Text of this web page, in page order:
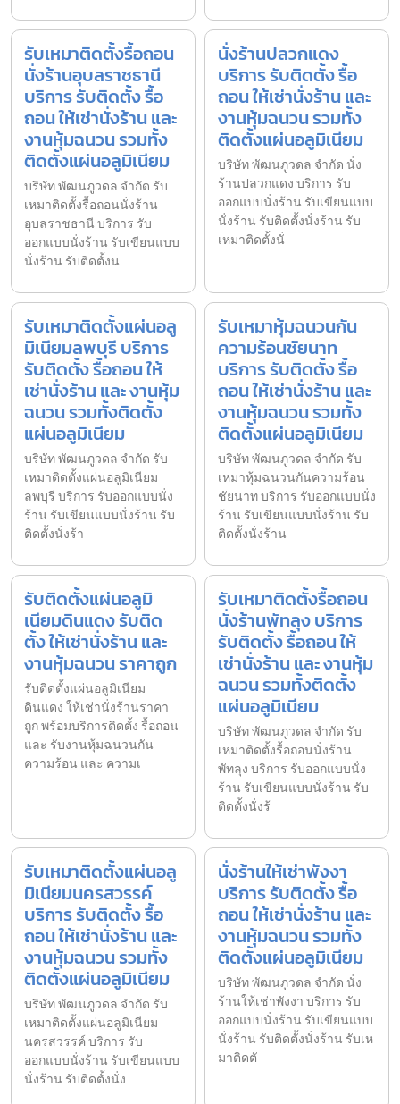
รับเหมาติดตั้งรื้อถอน
นั่งร้านอุบลราชธานี
บริการ รับติดตั้ง รื้อ
ถอน ให้เช่านั่งร้าน และ
งานหุ้มฉนวน รวมทั้ง
ติดตั้งแผ่นอลูมิเนียม
บริษัท พัฒนภูวดล จำกัด รับ
เหมาติดตั้งรื้อถอนนั่งร้าน
อุบลราชธานี บริการ รับ
ออกแบบนั่งร้าน รับเขียนแบบ
นั่งร้าน รับติดตั้งน
นั่งร้านปลวกแดง
บริการ รับติดตั้ง รื้อ
ถอน ให้เช่านั่งร้าน และ
งานหุ้มฉนวน รวมทั้ง
ติดตั้งแผ่นอลูมิเนียม
บริษัท พัฒนภูวดล จำกัด นั่ง
ร้านปลวกแดง บริการ รับ
ออกแบบนั่งร้าน รับเขียนแบบ
นั่งร้าน รับติดตั้งนั่งร้าน รับ
เหมาติดตั้งนั่
รับเหมาติดตั้งแผ่นอลู
มิเนียมลพบุรี บริการ
รับติดตั้ง รื้อถอน ให้
เช่านั่งร้าน และ งานหุ้ม
ฉนวน รวมทั้งติดตั้ง
แผ่นอลูมิเนียม
บริษัท พัฒนภูวดล จำกัด รับ
เหมาติดตั้งแผ่นอลูมิเนียม
ลพบุรี บริการ รับออกแบบนั่ง
ร้าน รับเขียนแบบนั่งร้าน รับ
ติดตั้งนั่งร้า
รับเหมาหุ้มฉนวนกัน
ความร้อนชัยนาท
บริการ รับติดตั้ง รื้อ
ถอน ให้เช่านั่งร้าน และ
งานหุ้มฉนวน รวมทั้ง
ติดตั้งแผ่นอลูมิเนียม
บริษัท พัฒนภูวดล จำกัด รับ
เหมาหุ้มฉนวนกันความร้อน
ชัยนาท บริการ รับออกแบบนั่ง
ร้าน รับเขียนแบบนั่งร้าน รับ
ติดตั้งนั่งร้าน
รับติดตั้งแผ่นอลูมิ
เนียมดินแดง รับติด
ตั้ง ให้เช่านั่งร้าน และ
งานหุ้มฉนวน ราคาถูก
รับติดตั้งแผ่นอลูมิเนียม
ดินแดง ให้เช่านั่งร้านราคา
ถูก พร้อมบริการติดตั้ง รื้อถอน
และ รับงานหุ้มฉนวนกัน
ความร้อน และ ความเ
รับเหมาติดตั้งรื้อถอน
นั่งร้านพัทลุง บริการ
รับติดตั้ง รื้อถอน ให้
เช่านั่งร้าน และ งานหุ้ม
ฉนวน รวมทั้งติดตั้ง
แผ่นอลูมิเนียม
บริษัท พัฒนภูวดล จำกัด รับ
เหมาติดตั้งรื้อถอนนั่งร้าน
พัทลุง บริการ รับออกแบบนั่ง
ร้าน รับเขียนแบบนั่งร้าน รับ
ติดตั้งนั่งร้
รับเหมาติดตั้งแผ่นอลู
มิเนียมนครสวรรค์
บริการ รับติดตั้ง รื้อ
ถอน ให้เช่านั่งร้าน และ
งานหุ้มฉนวน รวมทั้ง
ติดตั้งแผ่นอลูมิเนียม
บริษัท พัฒนภูวดล จำกัด รับ
เหมาติดตั้งแผ่นอลูมิเนียม
นครสวรรค์ บริการ รับ
ออกแบบนั่งร้าน รับเขียนแบบ
นั่งร้าน รับติดตั้งนั่ง
นั่งร้านให้เช่าพังงา
บริการ รับติดตั้ง รื้อ
ถอน ให้เช่านั่งร้าน และ
งานหุ้มฉนวน รวมทั้ง
ติดตั้งแผ่นอลูมิเนียม
บริษัท พัฒนภูวดล จำกัด นั่ง
ร้านให้เช่าพังงา บริการ รับ
ออกแบบนั่งร้าน รับเขียนแบบ
นั่งร้าน รับติดตั้งนั่งร้าน รับเห
มาติดตั